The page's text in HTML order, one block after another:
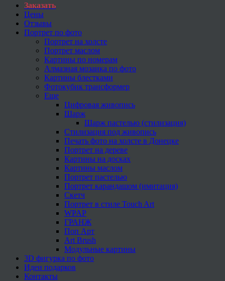
Заказать
Цены
Отзывы
Портрет по фото
Портрет на холсте
Портрет маслом
Картины по номерам
Алмазная мозаика по фото
Картины блестками
Фотокубик трансформер
Еще
Цифровая живопись
Шарж
Шарж пастелью (стилизация)
Стилизация под живопись
Печать фото на холсте в Донецке
Портрет на дереве
Картины на досках
Картины маслом
Портрет пастелью
Портрет карандашом (имитация)
Скетч
Портрет в стиле Touch Art
WPAP
ГРАНЖ
Поп Арт
Art Brush
Модульные картины
3D фигурка по фото
Идеи подарков
Контакты